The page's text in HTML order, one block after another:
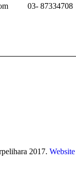
03- 87334708
2017.